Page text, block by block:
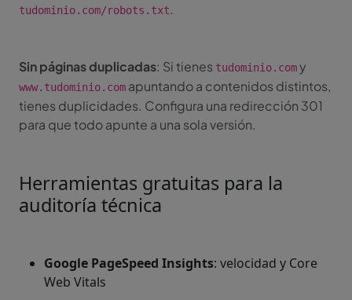
tudominio.com/robots.txt.
Sin páginas duplicadas: Si tienes tudominio.comy
www.tudominio.com apuntando a contenidos distintos,
tienes duplicidades. Configura una redirección 301
para que todo apunte a una sola versión.
Herramientas gratuitas para la
auditoría técnica
Google PageSpeed Insights: velocidad y Core
Web Vitals